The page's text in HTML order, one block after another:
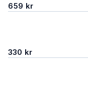
659 kr
330 kr